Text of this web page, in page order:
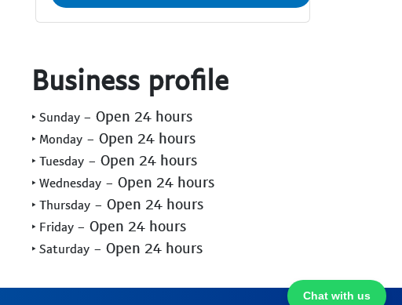
Chat with us
Business profile
‣ Sunday - Open 24 hours
‣ Monday - Open 24 hours
‣ Tuesday - Open 24 hours
‣ Wednesday - Open 24 hours
‣ Thursday - Open 24 hours
‣ Friday - Open 24 hours
‣ Saturday - Open 24 hours